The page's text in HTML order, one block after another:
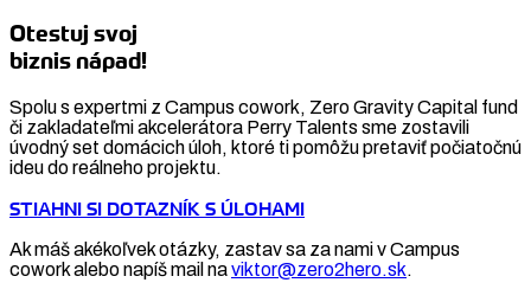
Otestuj svoj
biznis nápad!
Spolu s expertmi z Campus cowork, Zero Gravity Capital fund
či zakladateľmi akcelerátora Perry Talents sme zostavili
úvodný set domácich úloh, ktoré ti pomôžu pretaviť počiatočnú
ideu do reálneho projektu.
STIAHNI SI DOTAZNÍK S ÚLOHAMI
Ak máš akékoľvek otázky, zastav sa za nami v Campus
cowork alebo napíš mail naviktor@zero2hero.sk.